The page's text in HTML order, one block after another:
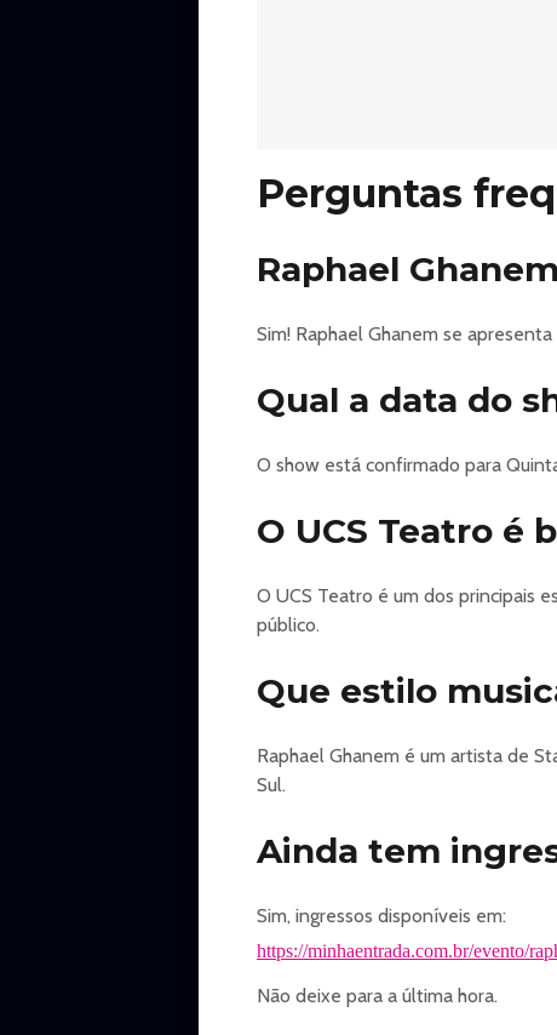
Perguntas
Raphael
Sim! Raphael Ghanem se
Qual a data do
O show está confirmado para
O UCS Teatro é
O UCS Teatro é um dos principais
público.
Que estilo
Raphael Ghanem é um artista de
Sul.
Ainda tem
Sim, ingressos disponíveis em:
https://minhaentrada.com.br/evento/
Não deixe para a última hora.